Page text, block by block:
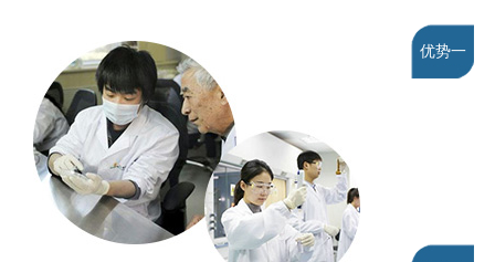
优势一